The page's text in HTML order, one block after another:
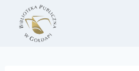
Przejdź
treści